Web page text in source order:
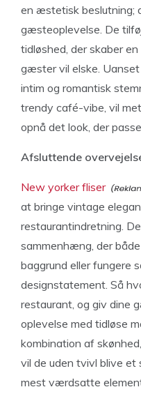
en æstetisk beslutning;
gæsteoplevelse. De
tidløshed, der skaber
gæster vil elske.
intim og romantisk
trendy café-vibe, vil
opnå det look, der
Afsluttende
New yorker fliser
at bringe vintage
restaurantindretning.
sammenhæng, der
baggrund eller fungere
designstatement. Så
restaurant, og giv dine
oplevelse med tidløse
kombination af
vil de uden tvivl blive
mest værdsatte